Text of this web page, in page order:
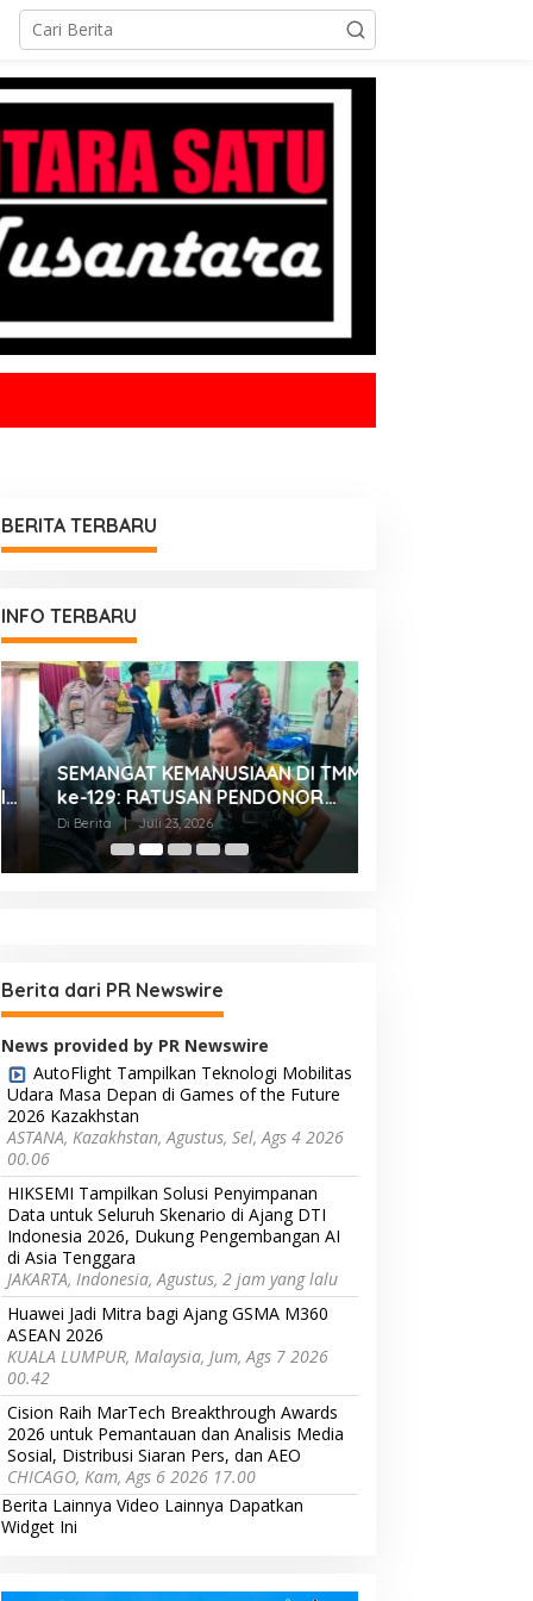
BERITA TERBARU
INFO TERBARU
SEMANGAT KEMANUSIAAN DI TMMD
ke-129: RATUSAN PENDONOR
PENUHI KEBUTUHAAN STOK DARAH
Di Berita | Juli 23, 2026
Berita dari PR Newswire
News provided by PR Newswire
AutoFlight Tampilkan Teknologi Mobilitas
Udara Masa Depan di Games of the Future
2026 Kazakhstan
ASTANA, Kazakhstan, Agustus, Sel, Ags 4 2026
00.06
HIKSEMI Tampilkan Solusi Penyimpanan
Data untuk Seluruh Skenario di Ajang DTI
Indonesia 2026, Dukung Pengembangan AI
di Asia Tenggara
JAKARTA, Indonesia, Agustus, 2 jam yang lalu
Huawei Jadi Mitra bagi Ajang GSMA M360
ASEAN 2026
KUALA LUMPUR, Malaysia, Jum, Ags 7 2026
00.42
Cision Raih MarTech Breakthrough Awards
2026 untuk Pemantauan dan Analisis Media
Sosial, Distribusi Siaran Pers, dan AEO
CHICAGO, Kam, Ags 6 2026 17.00
Berita Lainnya Video Lainnya Dapatkan
Widget Ini